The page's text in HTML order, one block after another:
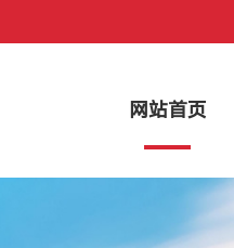
网站首页